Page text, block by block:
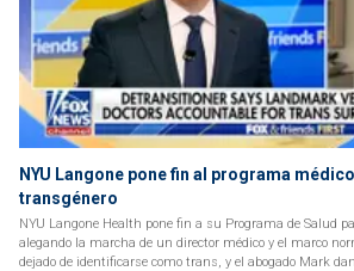
NYU Langone pone fin al programa
transgénero
NYU Langone Health pone fin a su Programa de Salud
alegando la marcha de un director médico y el marco
dejado de identificarse como trans, y el abogado Mark